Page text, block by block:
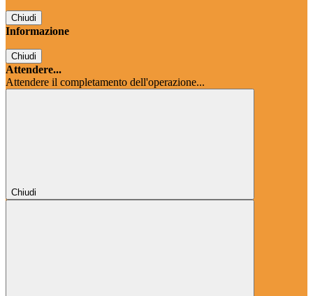
Chiudi
Informazione
Chiudi
Attendere...
Attendere il completamento dell'operazione...
Chiudi